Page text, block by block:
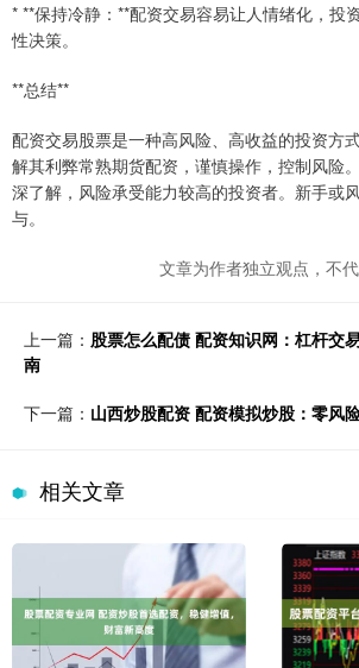
* **保持冷静：**配资交易容易让人情绪化，投
性决策。
**总结**
配资交易股票是一种高风险、高收益的投资方
解其利弊常熟期货配资，谨慎操作，控制风险
深了解，风险承受能力较高的投资者。新手或
与。
文章为作者独立观点，不
上一篇： 股票怎么配债 配资知识网：杠杆交
南
下一篇： 山西炒股配资 配资模拟炒股：零风
相关文章